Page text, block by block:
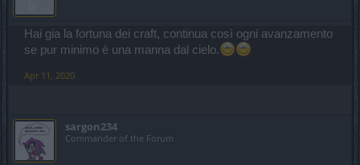
Hai gia la fortuna dei craft, continua così ogni avanzamento
se pur minimo è una manna dal cielo.
Apr 11, 2020
sargon234
Commander of the Forum